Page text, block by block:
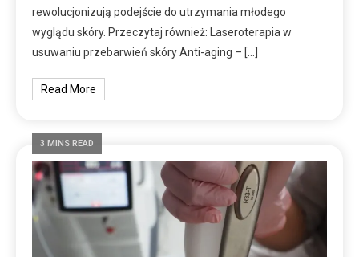
rewolucjonizują podejście do utrzymania młodego
wyglądu skóry. Przeczytaj również: Laseroterapia w
usuwaniu przebarwień skóry Anti-aging – […]
Read More
3 MINS READ